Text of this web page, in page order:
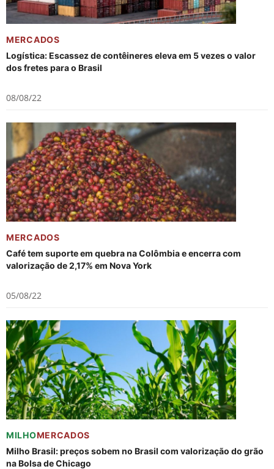
MERCADOS
Logística: Escassez de contêineres eleva em 5 vezes o valor
dos fretes para o Brasil
08/08/22
MERCADOS
Café tem suporte em quebra na Colômbia e encerra com
valorização de 2,17% em Nova York
05/08/22
MILHOMERCADOS
Milho Brasil: preços sobem no Brasil com valorização do grão
na Bolsa de Chicago